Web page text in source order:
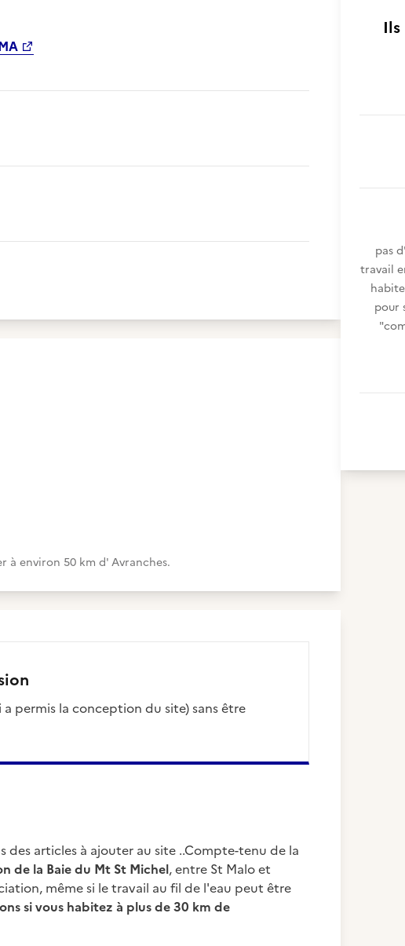
à environ 50 km d' Avranches.
articles à ajouter au site ..Compte-tenu de la
de la Baie du Mt St Michel, entre St Malo et
même si le travail au fil de l'eau peut être
si vous habitez à plus de 30 km de
pas
travail
pour